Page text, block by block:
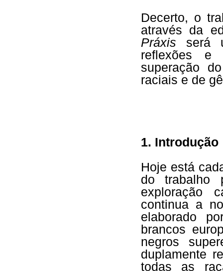
Decerto, o
através da
Práxis será
reflexões e
superação
raciais e de
1. Introdução
Hoje está
do trabalho
exploração
continua a
elaborado
brancos
negros
duplamente
todas as